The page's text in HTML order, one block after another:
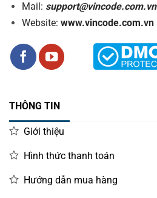
Mail: support@vincode.com.vn
Website: www.vincode.com.vn
THÔNG TIN
Giới thiệu
Hình thức thanh toán
Hướng dẫn mua hàng